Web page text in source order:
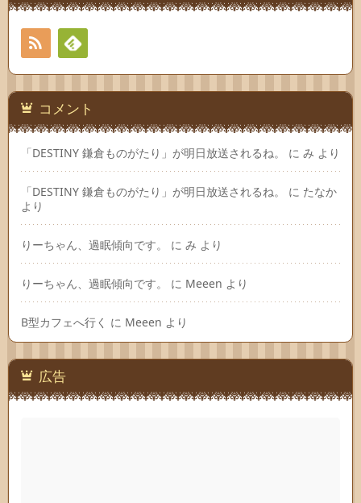
Feedly
コメント
「DESTINY 鎌倉ものがたり」が明日放送されるね。 に み より
「DESTINY 鎌倉ものがたり」が明日放送されるね。 に たなか
より
りーちゃん、過眠傾向です。 に み より
りーちゃん、過眠傾向です。 に Meeen より
B型カフェへ行く に Meeen より
広告